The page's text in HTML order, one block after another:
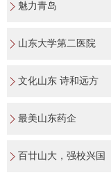
魅力青岛
山东大学第二医院
文化山东 诗和远方
最美山东药企
百廿山大，强校兴国